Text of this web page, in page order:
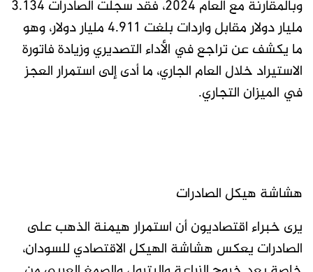
وبالمقارنة مع العام 2024، فقد سجلت الصادرات 3.134
مليار دولار مقابل واردات بلغت 4.911 مليار دولار، وهو
ما يكشف عن تراجع في الأداء التصديري وزيادة فاتورة
الاستيراد خلال العام الجاري، ما أدى إلى استمرار العجز
في الميزان التجاري.
هشاشة هيكل الصادرات
يرى خبراء اقتصاديون أن استمرار هيمنة الذهب على
الصادرات يعكس هشاشة الهيكل الاقتصادي للسودان،